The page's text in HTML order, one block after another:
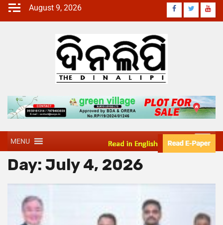
August 9, 2026
MENU
Day: July 4, 2026